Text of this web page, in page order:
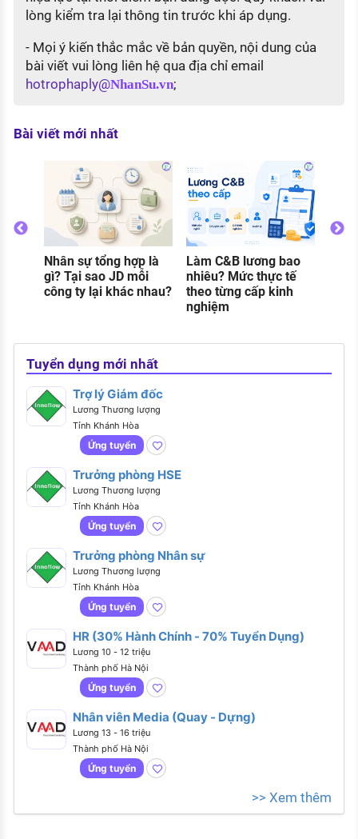
lòng kiểm tra lại thông tin trước khi áp dụng.
- Mọi ý kiến thắc mắc về bản quyền, nội dung của
bài viết vui lòng liên hệ qua địa chỉ email
hotrophaply@NhanSu.vn;
Bài viết mới nhất
Nhân sự tổng hợp là
gì? Tại sao JD mỗi
công ty lại khác nhau?
Làm C&B lương bao
nhiêu? Mức thực tế
theo từng cấp kinh
nghiệm
khi
Tuyển dụng mới nhất
Trợ lý Giám đốc
Lương Thương lượng
Tỉnh Khánh Hòa
Ứng tuyển
Trưởng phòng HSE
Lương Thương lượng
Tỉnh Khánh Hòa
Ứng tuyển
Trưởng phòng Nhân sự
Lương Thương lượng
Tỉnh Khánh Hòa
Ứng tuyển
HR (30% Hành Chính - 70% Tuyển Dụng)
Lương 10 - 12 triệu
Thành phố Hà Nội
Ứng tuyển
Nhân viên Media (Quay - Dựng)
Lương 13 - 16 triệu
Thành phố Hà Nội
Ứng tuyển
>> Xem thêm